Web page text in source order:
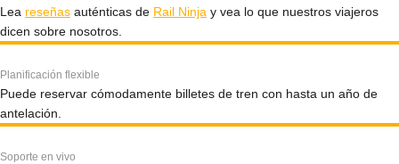
Lea reseñas auténticas de Rail Ninja y vea lo que nuestros viajeros
dicen sobre nosotros.
Planificación flexible
Puede reservar cómodamente billetes de tren con hasta un año de
antelación.
Soporte en vivo